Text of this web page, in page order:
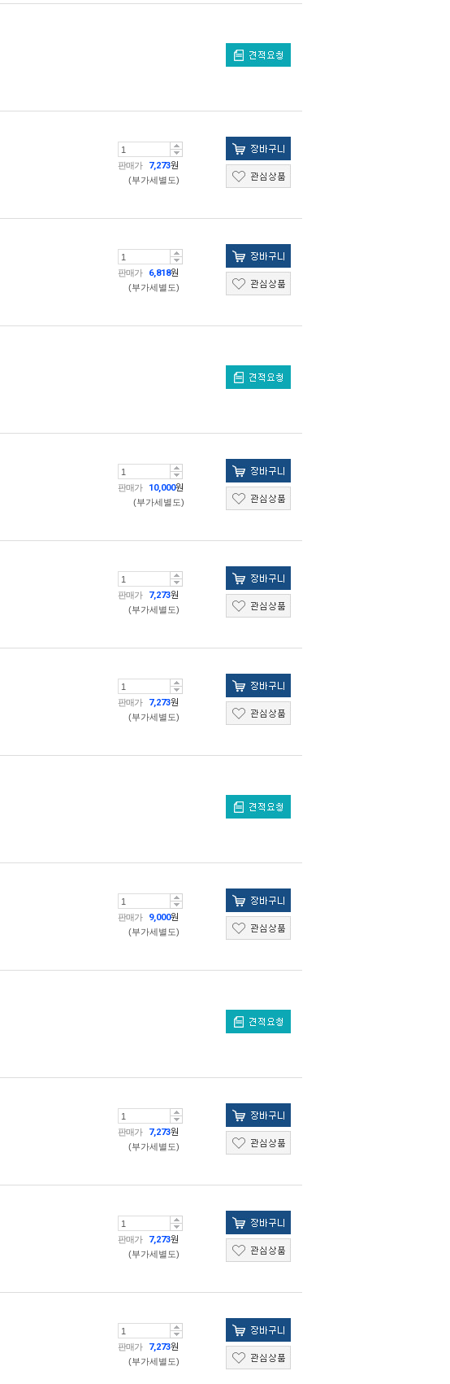
판매가 7,273원
(부가세별도)
판매가 6,818원
(부가세별도)
판매가 10,000원
(부가세별도)
판매가 7,273원
(부가세별도)
판매가 7,273원
(부가세별도)
판매가 9,000원
(부가세별도)
판매가 7,273원
(부가세별도)
판매가 7,273원
(부가세별도)
판매가 7,273원
(부가세별도)